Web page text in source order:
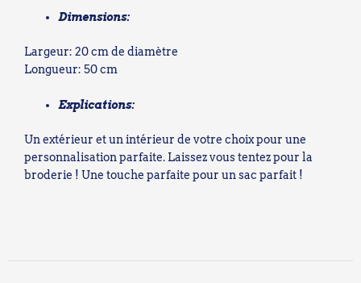
Dimensions:
Largeur: 20 cm de diamètre
Longueur: 50 cm
Explications:
Un extérieur et un intérieur de votre choix pour une
personnalisation parfaite. Laissez vous tentez pour la
broderie ! Une touche parfaite pour un sac parfait !